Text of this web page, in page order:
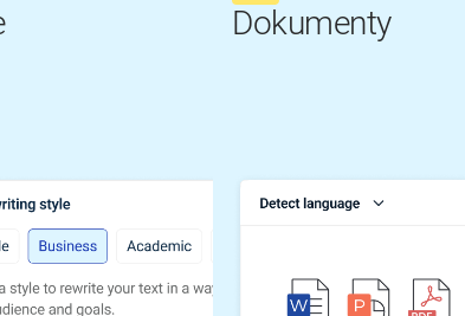
Dokumenty